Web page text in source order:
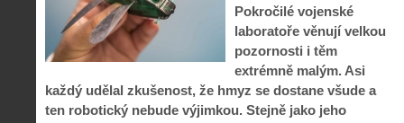
Pokročilé vojenské
laboratoře věnují velkou
pozornosti i těm
extrémně malým. Asi
každý udělal zkušenost, že hmyz se dostane všude a
ten robotický nebude výjimkou. Stejně jako jeho